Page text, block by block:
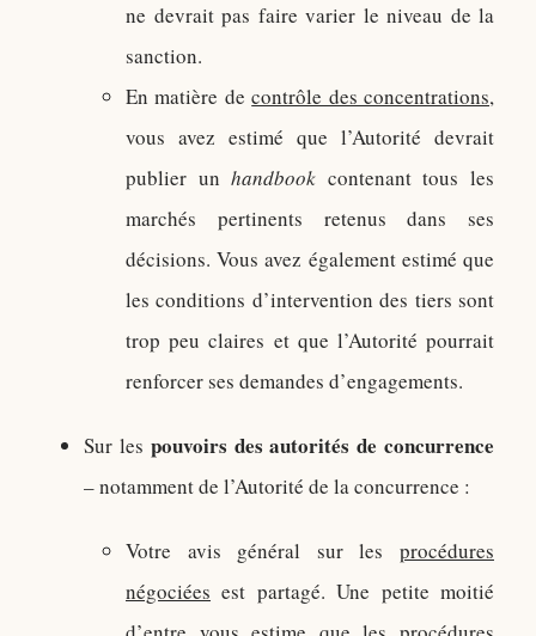
ne devrait pas faire varier le niveau de la
sanction.
En matière decontrôle des concentrations,
vous avez estimé que l’Autorité devrait
publier unhandbook contenant tous les
marchés pertinents retenus dans ses
décisions. Vous avez également estimé que
les conditions d’intervention des tiers sont
trop peu claires et que l’Autorité pourrait
renforcer ses demandes d’engagements.
Sur les pouvoirs des autorités de concurrence
– notamment de l’Autorité de la concurrence :
Votre avis général sur les procédures
négociées est partagé. Une petite moitié